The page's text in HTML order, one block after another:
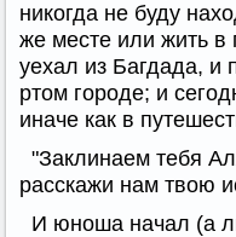
никогда не буду
же месте или жить в
уехал из Багдада, и
ртом городе; и
иначе как в
"Заклинаем тебя
расскажи нам твою
И юноша начал (а